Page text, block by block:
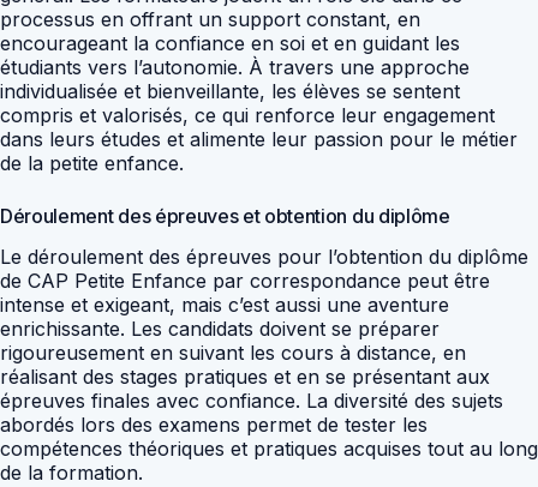
processus en offrant un support constant, en
encourageant la confiance en soi et en guidant les
étudiants vers l’autonomie. À travers une approche
individualisée et bienveillante, les élèves se sentent
compris et valorisés, ce qui renforce leur engagement
dans leurs études et alimente leur passion pour le métier
de la petite enfance.
Déroulement des épreuves et obtention du diplôme
Le déroulement des épreuves pour l’obtention du diplôme
de CAP Petite Enfance par correspondance peut être
intense et exigeant, mais c’est aussi une aventure
enrichissante. Les candidats doivent se préparer
rigoureusement en suivant les cours à distance, en
réalisant des stages pratiques et en se présentant aux
épreuves finales avec confiance. La diversité des sujets
abordés lors des examens permet de tester les
compétences théoriques et pratiques acquises tout au long
de la formation.